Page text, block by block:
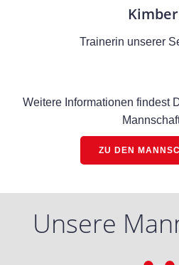
Trainerin unserer
Weitere Informationen findest
ZU DEN
Unsere